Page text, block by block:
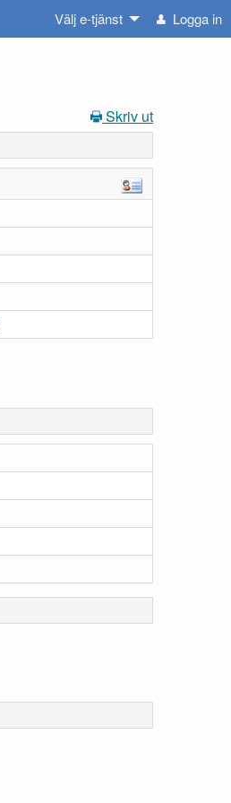
Välj e-tjänst Logga in
Skriv ut